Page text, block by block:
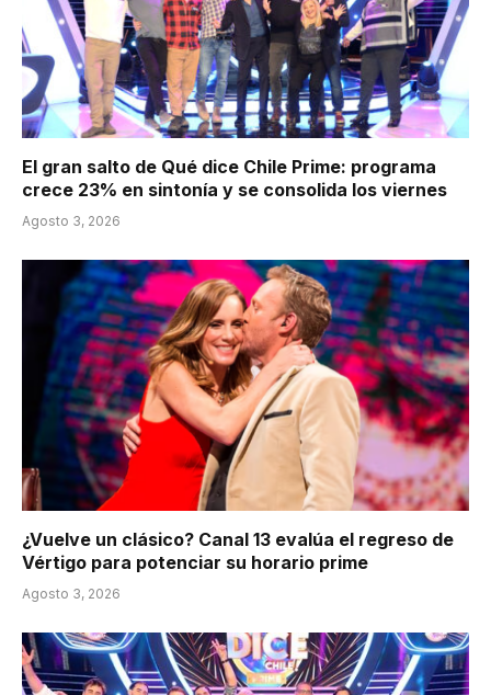
El gran salto de Qué dice Chile Prime: programa
crece 23% en sintonía y se consolida los viernes
Agosto 3, 2026
¿Vuelve un clásico? Canal 13 evalúa el regreso de
Vértigo para potenciar su horario prime
Agosto 3, 2026